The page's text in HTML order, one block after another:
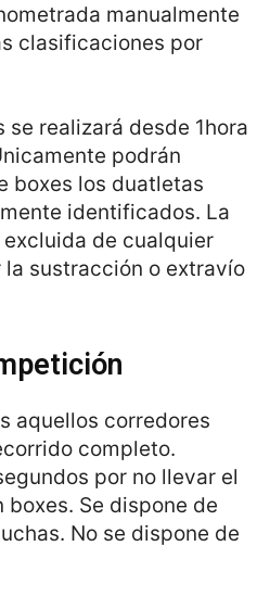
manualmente
clasificaciones por
se realizará desde 1hora
podrán
boxes los duatletas
identificados. La
de cualquier
sustracción o extravío
aquellos corredores
completo.
por no llevar el
Se dispone de
No se dispone de